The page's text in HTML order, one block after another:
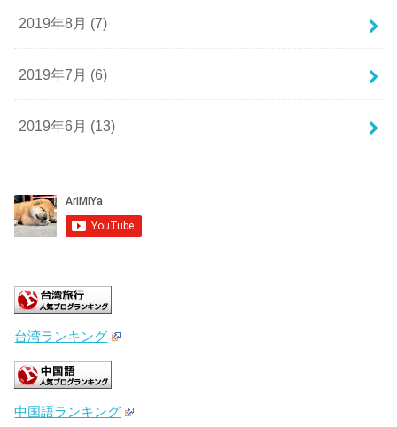
2019年8月 (7)
2019年7月 (6)
2019年6月 (13)
台湾ランキング
中国語ランキング